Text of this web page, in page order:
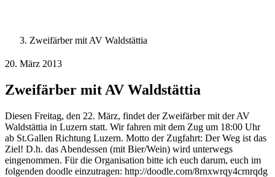
Zweifärber mit AV Waldstättia
20. März 2013
Zweifärber mit AV Waldstättia
Diesen Freitag, den 22. März, findet der Zweifärber mit der AV
Waldstättia in Luzern statt. Wir fahren mit dem Zug um 18:00 Uhr
ab St.Gallen Richtung Luzern. Motto der Zugfahrt: Der Weg ist das
Ziel! D.h. das Abendessen (mit Bier/Wein) wird unterwegs
eingenommen. Für die Organisation bitte ich euch darum, euch im
folgenden doodle einzutragen: http://doodle.com/8rnxwrqy4crnrqdg